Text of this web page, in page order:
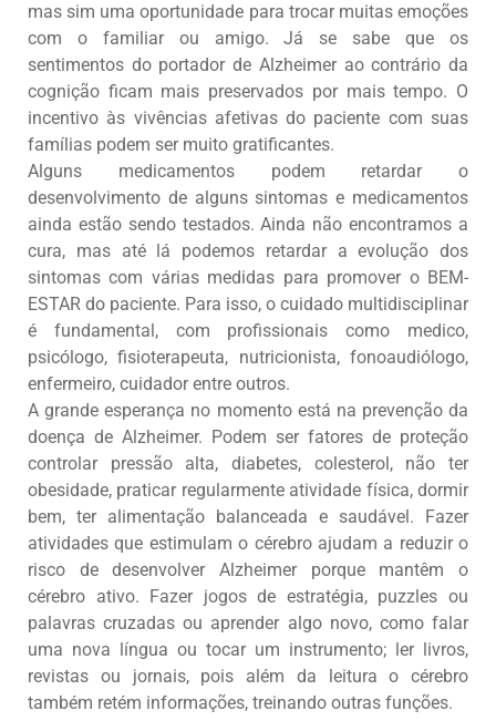
mas sim uma oportunidade para trocar muitas emoções
com o familiar ou amigo. Já se sabe que os
sentimentos do portador de Alzheimer ao contrário da
cognição ficam mais preservados por mais tempo. O
incentivo às vivências afetivas do paciente com suas
famílias podem ser muito gratificantes.
Alguns medicamentos podem retardar o
desenvolvimento de alguns sintomas e medicamentos
ainda estão sendo testados. Ainda não encontramos a
cura, mas até lá podemos retardar a evolução dos
sintomas com várias medidas para promover o BEM-
ESTAR do paciente. Para isso, o cuidado multidisciplinar
é fundamental, com profissionais como medico,
psicólogo, fisioterapeuta, nutricionista, fonoaudiólogo,
enfermeiro, cuidador entre outros.
A grande esperança no momento está na prevenção da
doença de Alzheimer. Podem ser fatores de proteção
controlar pressão alta, diabetes, colesterol, não ter
obesidade, praticar regularmente atividade física, dormir
bem, ter alimentação balanceada e saudável. Fazer
atividades que estimulam o cérebro ajudam a reduzir o
risco de desenvolver Alzheimer porque mantêm o
cérebro ativo. Fazer jogos de estratégia, puzzles ou
palavras cruzadas ou aprender algo novo, como falar
uma nova língua ou tocar um instrumento; ler livros,
revistas ou jornais, pois além da leitura o cérebro
também retém informações, treinando outras funções.